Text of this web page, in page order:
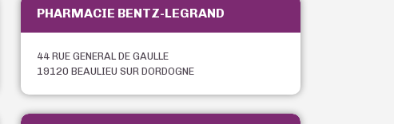
PHARMACIE BENTZ-LEGRAND
44 RUE GENERAL DE GAULLE
19120 BEAULIEU SUR DORDOGNE